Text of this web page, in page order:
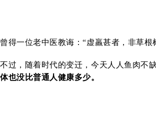
曾得一位老中医教诲：“虚羸甚者，非草
不过，随着时代的变迁，今天人人鱼 肉不
体也没比普通人健康多少。